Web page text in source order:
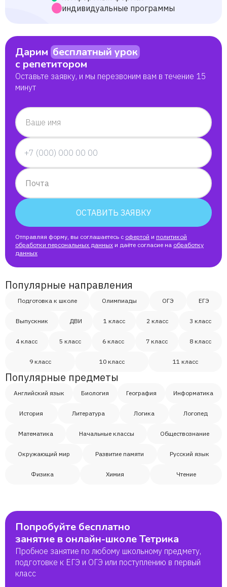
индивидуальные программы
Дарим бесплатный урок
с репетитором
Оставьте заявку, и мы перезвоним вам в течение 15
минут
Ваше имя
Почта
ОСТАВИТЬ ЗАЯВКУ
Отправляя форму, вы соглашаетесь с офертой и политикой
обработки персональных данных и даёте согласие на обработку
данных
Популярные направления
Подготовка к школе Олимпиады ОГЭ ЕГЭ
Выпускник ДВИ 1 класс 2 класс 3 класс
4 класс 5 класс 6 класс 7 класс 8 класс
9 класс 10 класс 11 класс
Популярные предметы
Английский язык Биология География Информатика
История Литература Логика Логопед
Математика Начальные классы Обществознание
Окружающий мир Развитие памяти Русский язык
Физика Химия Чтение
Попробуйте бесплатно
занятие в онлайн-школе Тетрика
Пробное занятие по любому школьному предмету,
подготовке к ЕГЭ и ОГЭ или поступлению в первый
класс